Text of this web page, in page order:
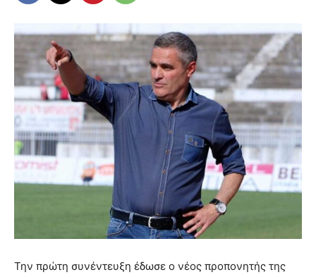
Την πρώτη συνέντευξη έδωσε ο νέος προπονητής της